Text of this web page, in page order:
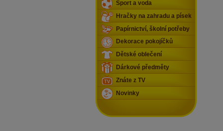
Sport a voda
Hračky na zahradu a písek
Papírnictví, školní potřeby
Dekorace pokojíčků
Dětské oblečení
Dárkové předměty
Znáte z TV
Novinky